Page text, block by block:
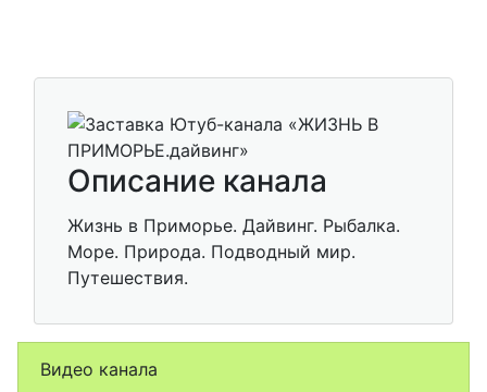
Описание канала
Жизнь в Приморье. Дайвинг. Рыбалка.
Море. Природа. Подводный мир.
Путешествия.
Видео канала